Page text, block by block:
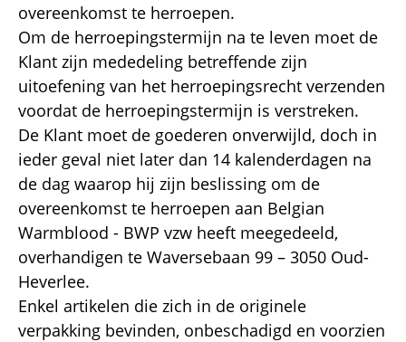
overeenkomst te herroepen.
Om de herroepingstermijn na te leven moet de
Klant zijn mededeling betreffende zijn
uitoefening van het herroepingsrecht verzenden
voordat de herroepingstermijn is verstreken.
De Klant moet de goederen onverwijld, doch in
ieder geval niet later dan 14 kalenderdagen na
de dag waarop hij zijn beslissing om de
overeenkomst te herroepen aan Belgian
Warmblood - BWP vzw heeft meegedeeld,
overhandigen te Waversebaan 99 – 3050 Oud-
Heverlee.
Enkel artikelen die zich in de originele
verpakking bevinden, onbeschadigd en voorzien